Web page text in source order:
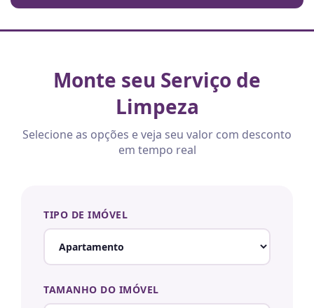
Monte seu Serviço de
Limpeza
Selecione as opções e veja seu valor com desconto
em tempo real
TIPO DE IMÓVEL
TAMANHO DO IMÓVEL